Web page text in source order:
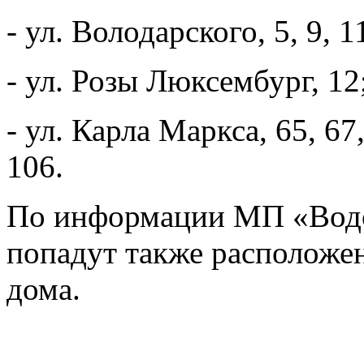
- ул. Володарского, 5, 9,
- ул. Розы Люксембург,
- ул. Карла Маркса, 65,
106.
По информации МП
попадут также
дома.